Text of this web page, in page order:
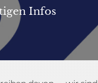
Infos